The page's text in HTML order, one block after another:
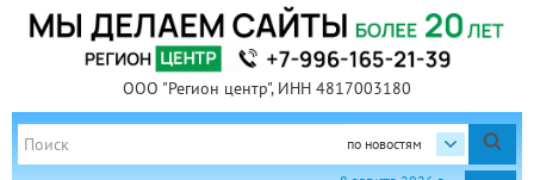
ООО "Регион центр", ИНН 4817003180
по новостям